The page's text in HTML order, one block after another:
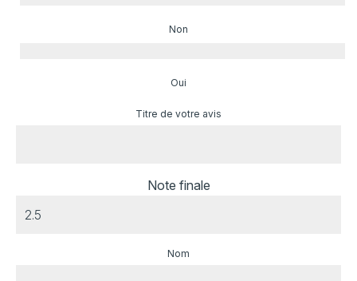
Non
Oui
Titre de votre avis
Note finale
Nom